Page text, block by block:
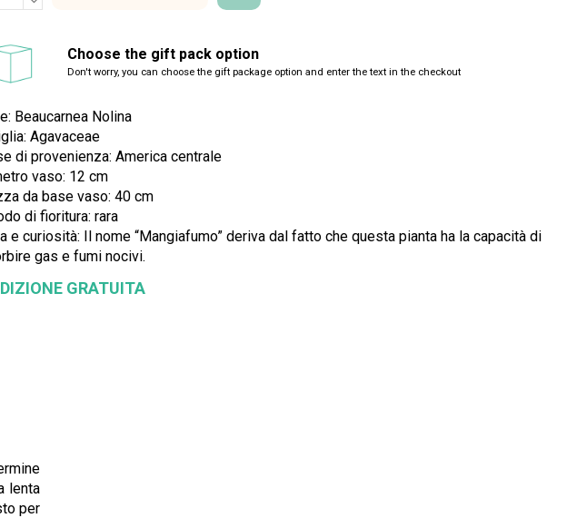
Choose the gift pack option
Don't worry, you can choose the gift package option and enter the text in the checkout
Beaucarnea Nolina
Agavaceae
di provenienza: America centrale
vaso: 12 cm
da base vaso: 40 cm
di fioritura: rara
e curiosità: Il nome “Mangiafumo” deriva dal fatto che questa pianta ha la capacità di
gas e fumi nocivi.
GRATUITA
lenta
per